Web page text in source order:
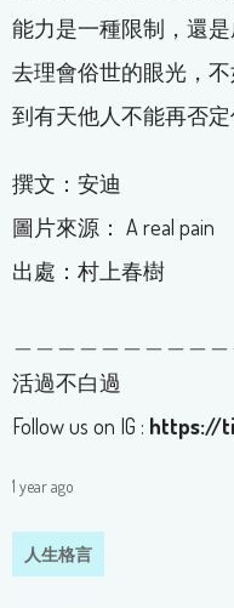
能力是一種限制，還
去理會俗世的眼光，
到有天他人不能再否定
撰文：安迪
圖片來源： A real pain
出處：村上春樹
活過不白過
Follow us on IG : https://
1 year ago
人生格言